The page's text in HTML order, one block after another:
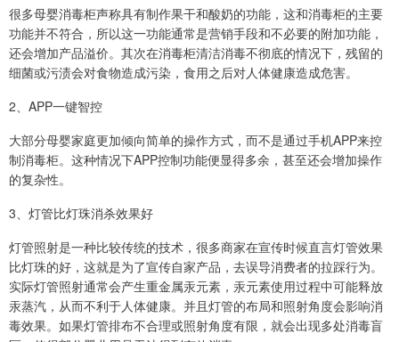
很多母婴消毒柜声称具有制作果干和酸奶的功能，这和消毒柜的主要
功能并不符合，所以这一功能通常是营销手段和不必要的附加功能，
还会增加产品溢价。其次在消毒柜清洁消毒不彻底的情况下，残留的
细菌或污渍会对食物造成污染，食用之后对人体健康造成危害。
2、APP一键智控
大部分母婴家庭更加倾向简单的操作方式，而不是通过手机APP来控
制消毒柜。这种情况下APP控制功能便显得多余，甚至还会增加操作
的复杂性。
3、灯管比灯珠消杀效果好
灯管照射是一种比较传统的技术，很多商家在宣传时候直言灯管效果
比灯珠的好，这就是为了宣传自家产品，去误导消费者的拉踩行为。
实际灯管照射通常会产生重金属汞元素，汞元素使用过程中可能释放
汞蒸汽，从而不利于人体健康。并且灯管的布局和照射角度会影响消
毒效果。如果灯管排布不合理或照射角度有限，就会出现多处消毒盲